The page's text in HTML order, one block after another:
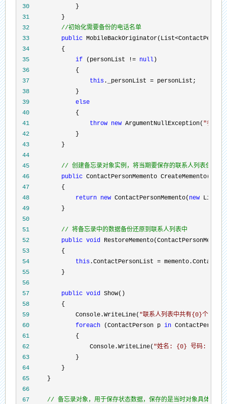
30
31
32
//初始化需要备份的电话名单
33
public
34
35
if (personList != null
36
37
this ._personList =
38
39
else
40
41
throw new ArgumentNullException( "参数不
42
43
44
45
// 创建备忘录对象实例，将当期要保存的联系人列表保存到
46
public
47
48
return new ContactPersonMemento( new
49
50
51
// 将备忘录中的数据备份还原到联系人列表中
52
public void
53
54
this .ContactPersonList =
55
56
57
public void
58
59
             Console.WriteLine(
"联系人列表中共有{0}个人，
60
foreach (ContactPerson p in
61
62
                 Console.WriteLine(
"姓名: {0} 号码: {1}
"
63
64
65
66
67
// 备忘录对象，用于保存状态数据，保存的是当时对象具体状态